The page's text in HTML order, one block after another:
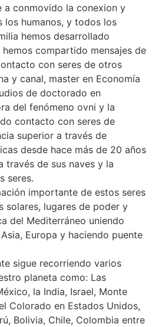
a conmovido la conexion y
los humanos, y todos los
hemos desarrollado
compartido mensajes de
con seres de otros
y canal, master en Economía
de doctorado en
del fenómeno ovni y la
contacto con seres de
superior a través de
desde hace más de 20 años
través de sus naves y la
seres.
importante de estos seres
solares, lugares de poder y
del Mediterráneo uniendo
Europa y haciendo puente
sigue recorriendo varios
planeta como: Las
la India, Israel, Monte
Colorado en Estados Unidos,
Bolivia, Chile, Colombia entre